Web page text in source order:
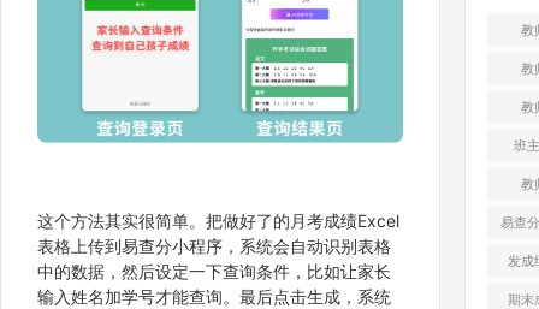
这个方法其实很简单。把做好了的月考成绩Excel
表格上传到易查分小程序，系统会自动识别表格
中的数据，然后设定一下查询条件，比如让家长
输入姓名加学号才能查询。最后点击生成，系统
教
教
教
班
教
易查
发成
期末